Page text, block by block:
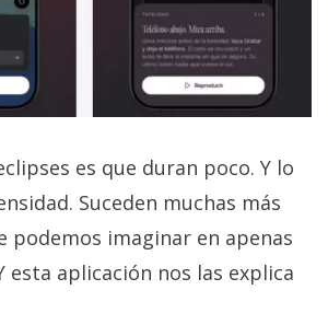
es que duran poco. Y lo
Suceden muchas más
podemos imaginar en apenas
esta aplicación nos las explica